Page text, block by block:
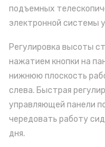
подъемных
электронной системы
Регулировка высоты
нажатием кнопки на
нижнюю плоскость
слева. Быстрая
управляющей панели
чередовать работу
дня.